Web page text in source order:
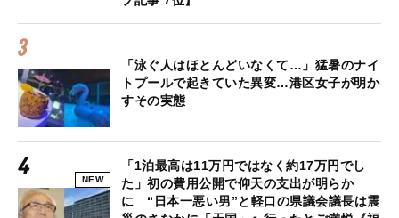
「泳ぐ人はほとんどいなくて…」猛暑のナイ
トプールで起きていた異変…港区女子が明か
すその実態
NEW
「1泊最高は11万円ではなく約17万円でし
た」初の費用公開で仰天の支出が明らか
に “日本一悪い男”と軽口の県議会議長は震